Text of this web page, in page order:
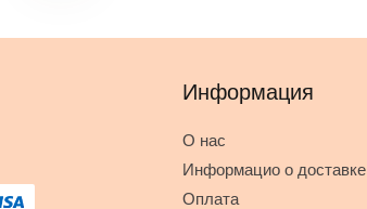
Информация
О нас
Информацио о доставке
Оплата